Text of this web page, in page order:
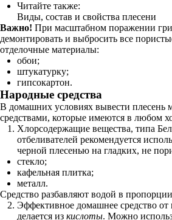
Читайте также:
Виды, состав и свойства плесени
Важно! При масштабном поражении
демонтировать и выбросить все
отделочные материалы:
обои;
штукатурку;
гипсокартон.
Народные средства
В домашних условиях вывести
средствами, которые имеются в любом
Хлорсодержащие вещества, типа
отбеливателей рекомендуется
черной плесенью на гладких, не
стекло;
кафельная плитка;
металл.
Средство разбавляют водой в
Эффективное домашнее средство от
делается из кислоты. Можно